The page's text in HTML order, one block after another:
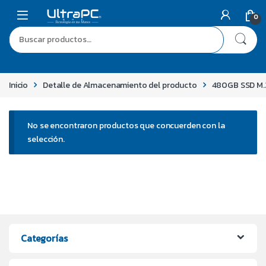
0
Inicio Detalle de Almacenamiento del producto 480GB SSD
No se encontraron productos que concuerden con la
selección.
Categorías